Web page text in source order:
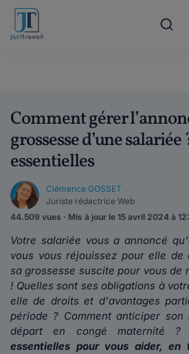
Comment gérer
grossesse d’une salariée
essentielles
Clémence GOSSET
Juriste rédactrice Web
44.509 vues · Mis à jour le 15 avril 2024 à
Votre salariée vous a annoncé
vous vous réjouissez pour elle de
sa grossesse suscite pour vous de
! Quelles sont ses obligations à
elle de droits et d'avantages
période ? Comment anticiper
départ en congé maternité ?
essentielles pour vous aider, en